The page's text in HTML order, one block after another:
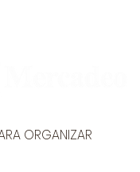
ORGANIZAR